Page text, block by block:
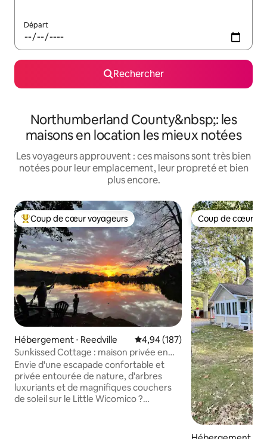
Départ
Rechercher
Northumberland County&nbsp;: les
maisons en location les mieux notées
Les voyageurs approuvent : ces maisons sont très bien
notées pour leur emplacement, leur propreté et bien
plus encore.
Coups de cœur voyageurs les plus appréciés
Coup de cœur voyageurs
Hébergement ⋅ Reedville Évaluation moyenne sur la
4,94 (187)
Sunkissed Cottage : maison privée en
bord de mer
Envie d'une escapade confortable et
privée entourée de nature, d'arbres
luxuriants et de magnifiques couchers
de soleil sur le Little Wicomico ?
Coup de cœur
Coup de cœur